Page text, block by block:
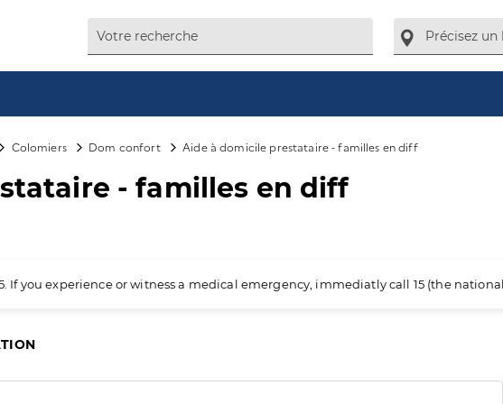
Colomiers Dom confort Aide à domicile prestataire - familles en diff
- familles en diff
If you experience or witness a medical emergency, immediatly call 15 (the